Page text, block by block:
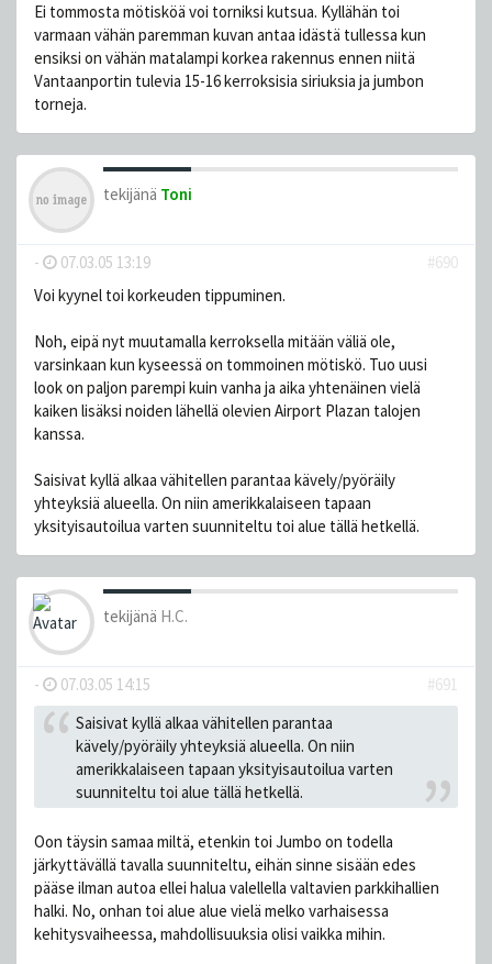
Ei tommosta mötisköä voi torniksi kutsua. Kyllähän toi
varmaan vähän paremman kuvan antaa idästä tullessa kun
ensiksi on vähän matalampi korkea rakennus ennen niitä
Vantaanportin tulevia 15-16 kerroksisia siriuksia ja jumbon
torneja.
tekijänä Toni
- 07.03.05 13:19
#690
Voi kyynel toi korkeuden tippuminen.
Noh, eipä nyt muutamalla kerroksella mitään väliä ole,
varsinkaan kun kyseessä on tommoinen mötiskö. Tuo uusi
look on paljon parempi kuin vanha ja aika yhtenäinen vielä
kaiken lisäksi noiden lähellä olevien Airport Plazan talojen
kanssa.
Saisivat kyllä alkaa vähitellen parantaa kävely/pyöräily
yhteyksiä alueella. On niin amerikkalaiseen tapaan
yksityisautoilua varten suunniteltu toi alue tällä hetkellä.
tekijänä H.C.
- 07.03.05 14:15
#691
Saisivat kyllä alkaa vähitellen parantaa
kävely/pyöräily yhteyksiä alueella. On niin
amerikkalaiseen tapaan yksityisautoilua varten
suunniteltu toi alue tällä hetkellä.
Oon täysin samaa miltä, etenkin toi Jumbo on todella
järkyttävällä tavalla suunniteltu, eihän sinne sisään edes
pääse ilman autoa ellei halua valellella valtavien parkkihallien
halki. No, onhan toi alue alue vielä melko varhaisessa
kehitysvaiheessa, mahdollisuuksia olisi vaikka mihin.